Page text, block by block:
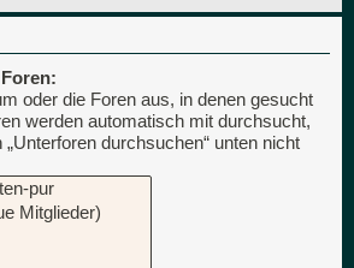
oder die Foren aus, in denen gesucht
werden automatisch mit durchsucht,
durchsuchen“ unten nicht